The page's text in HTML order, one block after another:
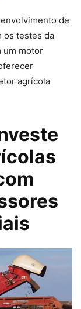
de
os testes da
um motor
agrícola